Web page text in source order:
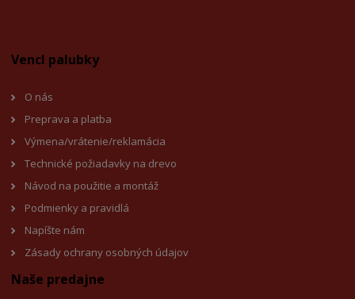
Vencl palubky
O nás
Preprava a platba
Výmena/vrátenie/reklamácia
Technické požiadavky na drevo
Návod na použitie a montáž
Podmienky a pravidlá
Napíšte nám
Zásady ochrany osobných údajov
Naše predajne